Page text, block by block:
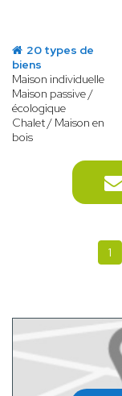
20 types de
biens
Maison individuelle
Maison passive /
écologique
Chalet / Maison en
bois
1